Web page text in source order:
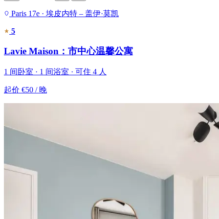
Paris 17e · 埃皮内特 – 盖伊·莫凯
5
Lavie Maison：市中心温馨公寓
1 间卧室 · 1 间浴室 · 可住 4 人
起价 €50 / 晚